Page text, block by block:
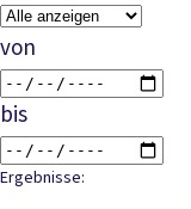
von
bis
Ergebnisse: